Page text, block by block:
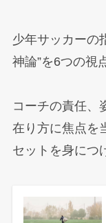
少年サッカーの
神論”を6つの視
コーチの責任、
在り方に焦点を
セットを身につ